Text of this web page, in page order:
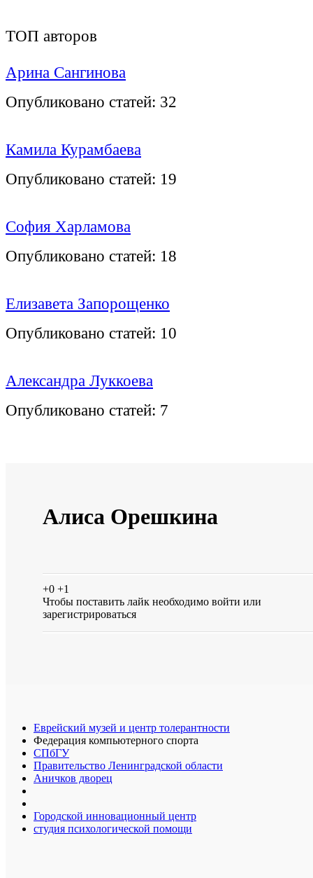
ТОП авторов
Арина Сангинова
Опубликовано статей: 32
Камила Курамбаева
Опубликовано статей: 19
София Харламова
Опубликовано статей: 18
Елизавета Запорощенко
Опубликовано статей: 10
Александра Луккоева
Опубликовано статей: 7
Алиса Орешкина
+0 +1
Чтобы поставить лайк необходимо войти или
зарегистрироваться
Еврейский музей и центр толерантности
Федерация компьютерного спорта
СПбГУ
Правительство Ленинградской области
Аничков дворец
Городской инновационный центр
студия психологической помощи